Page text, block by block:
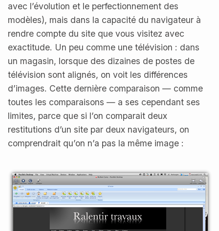
avec l’évolution et le perfectionnement des
modèles), mais dans la capacité du navigateur à
rendre compte du site que vous visitez avec
exactitude. Un peu comme une télévision : dans
un magasin, lorsque des dizaines de postes de
télévision sont alignés, on voit les différences
d’images. Cette dernière comparaison — comme
toutes les comparaisons — a ses cependant ses
limites, parce que si l’on comparait deux
restitutions d’un site par deux navigateurs, on
comprendrait qu’on n’a pas la même image :